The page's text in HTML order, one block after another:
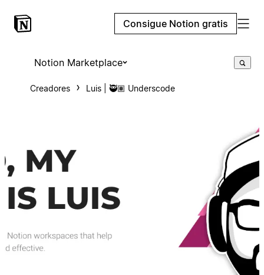
Consigue Notion gratis
Notion Marketplace
Creadores Luis | 🥷🏽 Underscode